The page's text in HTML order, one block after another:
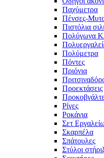
Παχύμετρα
Πένσες-
Πιστόλια
Πολύγωνα
Πολύμετρα
Πόντες
Πριόνια
Προεκτάσεις
Ρίγες
Ροκάνια
Σετ
Σκαρπέλα
Σπάτουλες
Στύλοι